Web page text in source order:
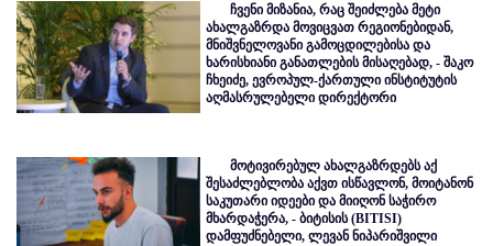
ჩვენი მიზანია, რაც შეიძლება მეტი
ახალგაზრდა მოვიცვათ რეგიონებიდან,
მნიშვნელოვანი გამოცდილებისა და
ხარისხიანი განათლების მისაღებად, - შაკო
ჩხეიძე, ევროპულ-ქართული ინსტიტუტის
აღმასრულებელი დირექტორი
მოტივირებულ ახალგაზრდებს აქ
შესაძლებლობა აქვთ ისწავლონ, მოიტანონ
საკუთარი იდეები და მიიღონ საჭირო
მხარდაჭერა, - ბიტისის (BITISI)
დამფუძნებელი, ლევან ნიპარიშვილი